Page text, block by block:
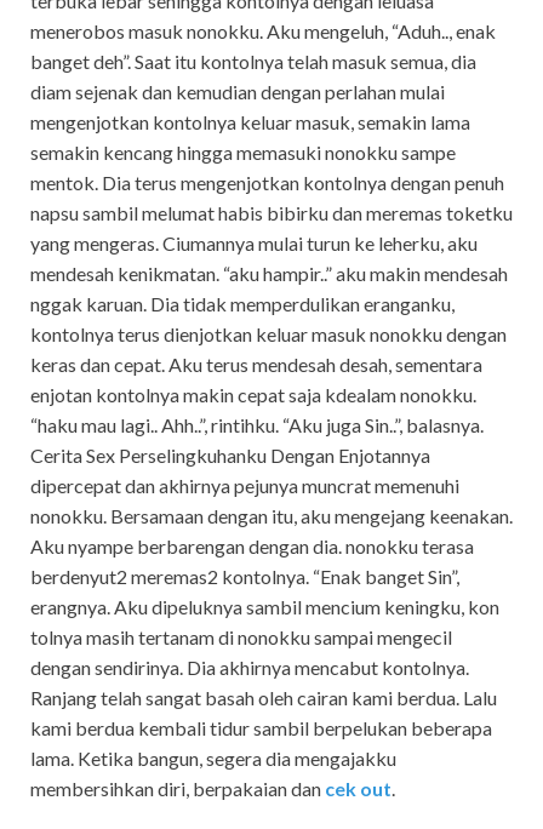
menerobos masuk nonokku. Aku mengeluh, “Aduh.., enak
banget deh”. Saat itu kontolnya telah masuk semua, dia
diam sejenak dan kemudian dengan perlahan mulai
mengenjotkan kontolnya keluar masuk, semakin lama
semakin kencang hingga memasuki nonokku sampe
mentok. Dia terus mengenjotkan kontolnya dengan penuh
napsu sambil melumat habis bibirku dan meremas toketku
yang mengeras. Ciumannya mulai turun ke leherku, aku
mendesah kenikmatan. “aku hampir..” aku makin mendesah
nggak karuan. Dia tidak memperdulikan eranganku,
kontolnya terus dienjotkan keluar masuk nonokku dengan
keras dan cepat. Aku terus mendesah desah, sementara
enjotan kontolnya makin cepat saja kdealam nonokku.
“haku mau lagi.. Ahh..”, rintihku. “Aku juga Sin..”, balasnya.
Cerita Sex Perselingkuhanku Dengan Enjotannya
dipercepat dan akhirnya pejunya muncrat memenuhi
nonokku. Bersamaan dengan itu, aku mengejang keenakan.
Aku nyampe berbarengan dengan dia. nonokku terasa
berdenyut2 meremas2 kontolnya. “Enak banget Sin”,
erangnya. Aku dipeluknya sambil mencium keningku, kon
tolnya masih tertanam di nonokku sampai mengecil
dengan sendirinya. Dia akhirnya mencabut kontolnya.
Ranjang telah sangat basah oleh cairan kami berdua. Lalu
kami berdua kembali tidur sambil berpelukan beberapa
lama. Ketika bangun, segera dia mengajakku
membersihkan diri, berpakaian dan cek out